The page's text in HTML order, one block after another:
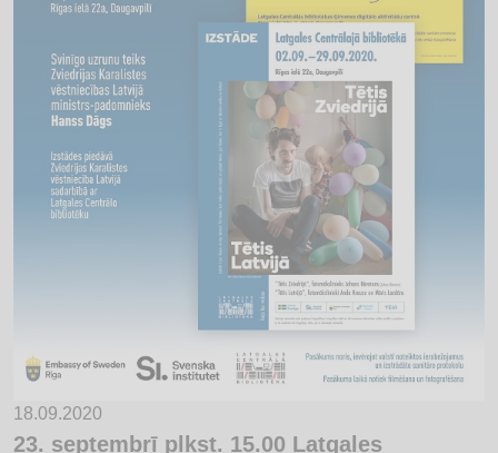
18.09.2020
23. septembrī plkst. 15.00 Latgales